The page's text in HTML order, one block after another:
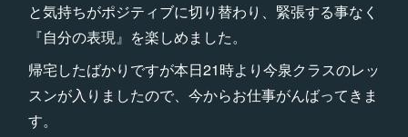
と気持ちがポジティブに切り替わり、緊張する事なく
『自分の表現』を楽しめました。
帰宅したばかりですが本日21時より今泉クラスのレッ
スンが入りましたので、今からお仕事がんばってきま
す。